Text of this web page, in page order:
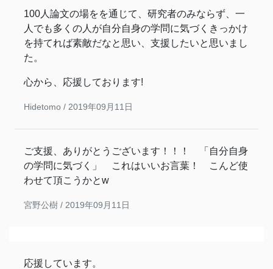
100人論文の場をを通じて、研究者のみならず、一
人でも多くの人が自分自身の学問に気づくきっかけ
を持てれば素敵だなと思い、支援したいと思いまし
た。
心から、応援しております!
Hidetomo / 2019年09月11日
ご支援、ありがとうございます！！！ 「自分自身
の学問に気づく」 これはいいお言葉！ こんど使
わせて頂こうかとw
宮野公樹 / 2019年09月11日
応援しています。